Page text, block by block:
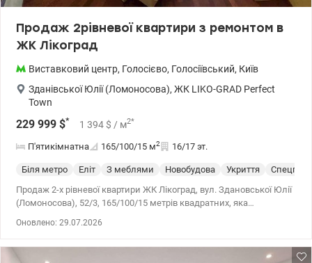
Продаж 2рівневої квартири з ремонтом в
ЖК Лікоград
Виставковий центр, Голосієво, Голосіївський, Київ
Зданівської Юлії (Ломоносова), ЖК LIKO-GRAD Perfect
Town
229 999 $* 1 394 $ / м2*
П'ятикімнатна 165/100/15 м2 16/17 эт.
Біля метро Еліт З меблями Новобудова Укриття
Продаж 2-х рівневої квартири ЖК Лікоград, вул. Здановської Юлії
(Ломоносова), 52/3, 165/100/15 метрів квадратних, яка
Оновлено: 29.07.2026